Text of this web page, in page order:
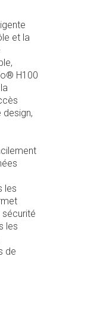
et la
H100
design,
les
sécurité
les
de